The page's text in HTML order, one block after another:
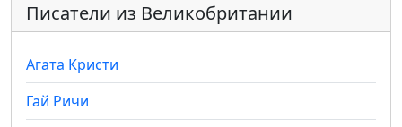
Писатели из Великобритании
Агата Кристи
Гай Ричи